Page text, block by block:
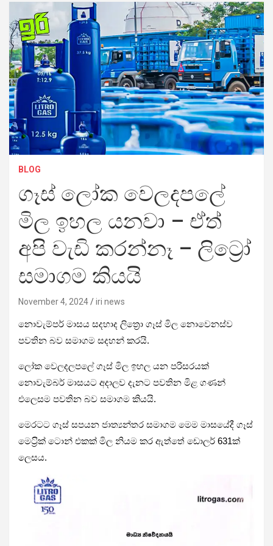
BLOG
ගෑස් ලෝක වෙලදපලේ
මිල ඉහල යනවා – ඒත්
අපි වැඩි කරන්නෑ – ලිට්‍රෝ
සමාගම කියයි
November 4, 2024 iri news
නොවැම්පර් මාසය සදහාද ලිත්‍රො ගෑස් මිල නොවෙනස්ව
පවතින බව සමාගම සදහන් කරයි.
ලෝක වෙලදලපලේ ගෑස් මිල ඉහල යන පරිසරයක්
නොවැම්බර් මාසයට අදාලව දැනට පවතින මිළ ගණන්
එලෙසම පවතින බව සමාගම කියයි.
මෙරටට ගෑස් සපයන ජාත්‍යන්තර සමාගම මෙම මාසයේදී ගෑස්
මෙට‍්‍රික් ටොන් එකක් මිල නියම කර ඇත්තේ ඩොලර් 631ක්
ලෙසය.